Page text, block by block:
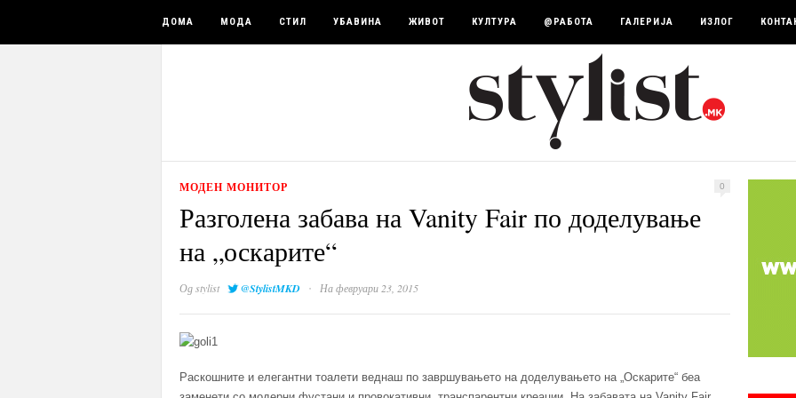
ДОМА МОДА СТИЛ УБАВИНА ЖИВОТ КУЛТУРА @РАБОТА ГАЛЕРИЈА ИЗЛОГ
МОДЕН МОНИТОР 0
Разголена забава на Vanity Fair по доделување
на „оскарите“
Одstylist @StylistMKD · На февруари 23, 2015
Раскошните и елегантни тоалети веднаш по завршувањето на доделувањето на „Оскарите“ беа